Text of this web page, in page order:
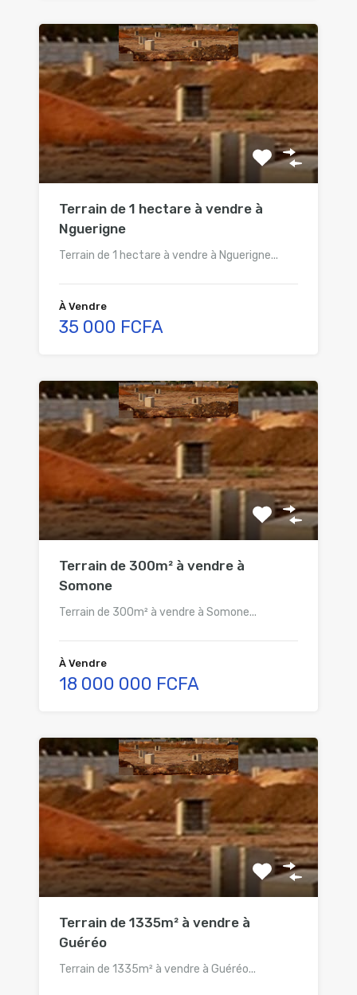
Terrain de 1 hectare à vendre à
Nguerigne
Terrain de 1 hectare à vendre à Nguerigne...
À Vendre
35 000 FCFA
Terrain de 300m² à vendre à
Somone
Terrain de 300m² à vendre à Somone...
À Vendre
18 000 000 FCFA
Terrain de 1335m² à vendre à
Guéréo
Terrain de 1335m² à vendre à Guéréo...